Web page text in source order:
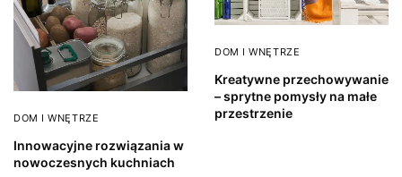
DOM I WNĘTRZE
Innowacyjne rozwiązania w
nowoczesnych kuchniach
DOM I WNĘTRZE
Kreatywne przechowywanie
– sprytne pomysły na małe
przestrzenie